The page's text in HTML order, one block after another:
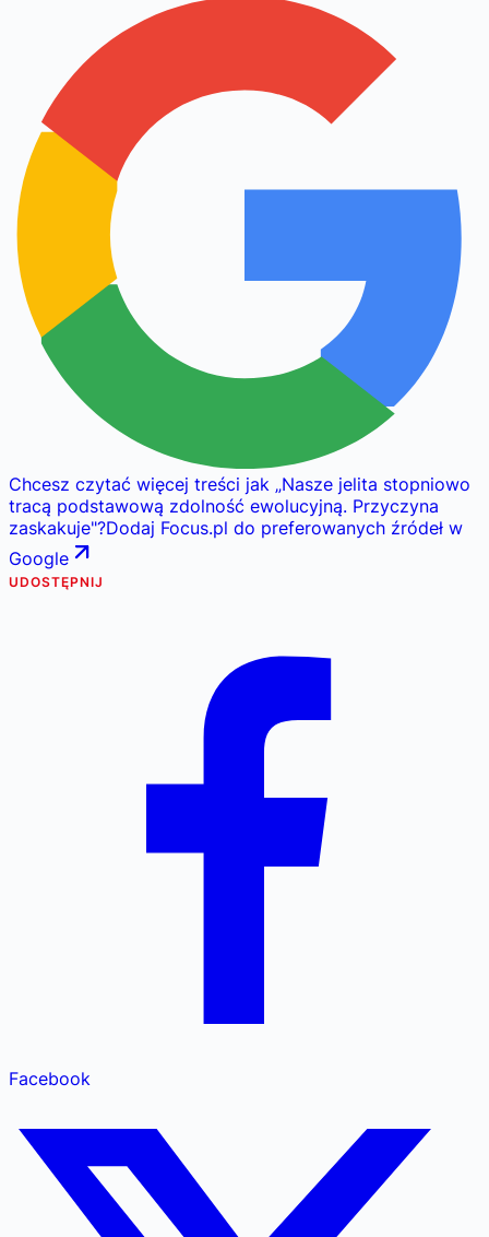
Chcesz czytać więcej treści jak „Nasze jelita stopniowo
tracą podstawową zdolność ewolucyjną. Przyczyna
zaskakuje"?Dodaj Focus.pl do preferowanych źródeł w
Google
UDOSTĘPNIJ
Facebook